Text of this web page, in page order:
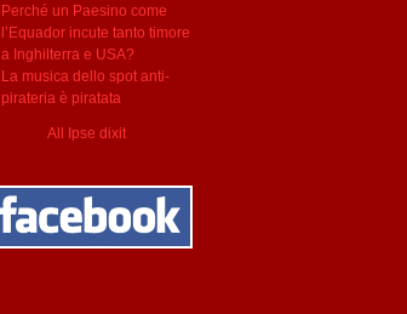
Perché un Paesino come
l’Equador incute tanto timore
a Inghilterra e USA?
La musica dello spot anti-
pirateria è piratata
All Ipse dixit